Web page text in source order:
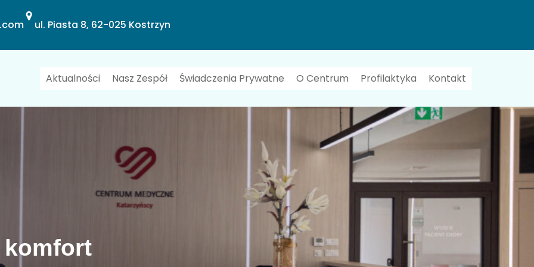
ul. Piasta 8, 62-025 Kostrzyn
Aktualności Nasz Zespół Świadczenia Prywatne O Centrum Profilaktyka Kontakt
komfort